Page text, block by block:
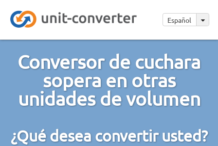
Español
Conversor de cuchara
sopera en otras
unidades de volumen
¿Qué desea convertir usted?